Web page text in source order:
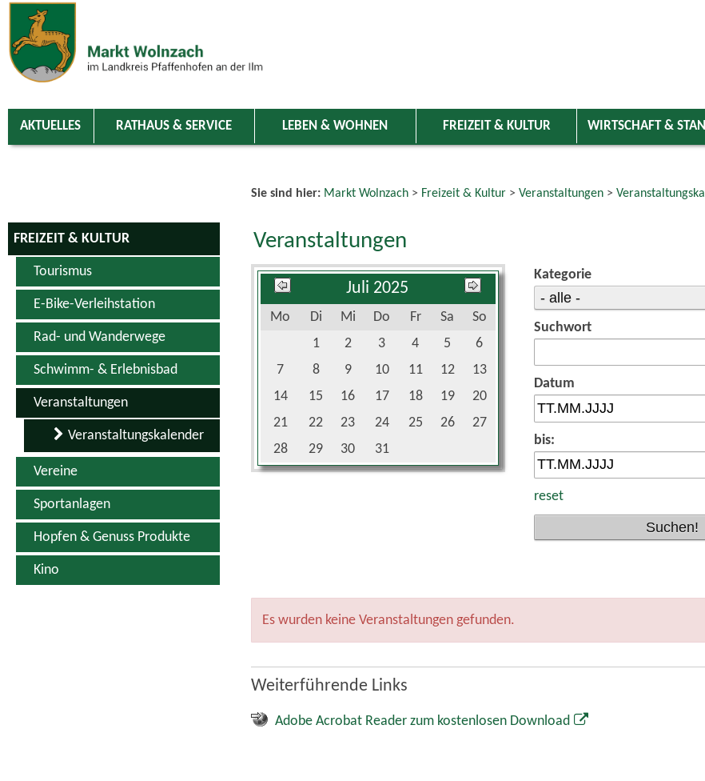
Zum Inhalt zur Navigation
AKTUELLES RATHAUS & SERVICE LEBEN & WOHNEN FREIZEIT & KULTUR WIRTSCHAFT &
FREIZEIT & KULTUR
Tourismus
E-Bike-Verleihstation
Rad- und Wanderwege
Schwimm- & Erlebnisbad
Veranstaltungen
Veranstaltungskalender
Vereine
Sportanlagen
Hopfen & Genuss Produkte
Kino
Sie sind hier: Markt Wolnzach> Freizeit & Kultur> Veranstaltungen>
Veranstaltungen
Juli 2025
Mo Di Mi Do Fr Sa
So
1
2 3 4 5
6
7
8 9 10 11 12
13
14
15 16 17 18 19
20
21
22 23 24 25 26
27
28
29 30 31
Kategorie
Suchwort
Datum
bis:
reset
Es wurden keine Veranstaltungen gefunden.
Weiterführende Links
Adobe Acrobat Reader zum kostenlosen Download